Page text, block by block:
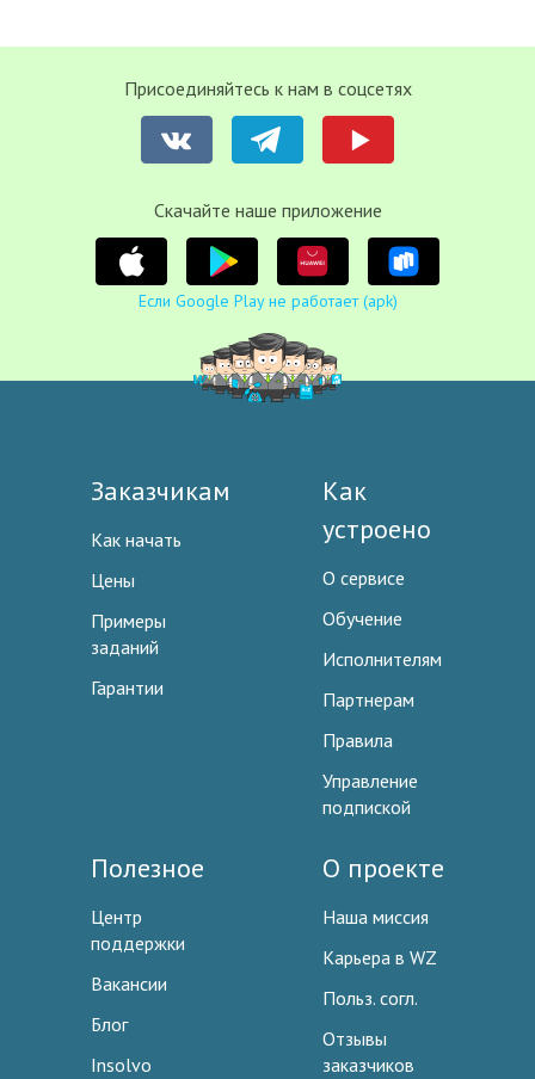
Присоединяйтесь к нам в соцсетях
Cкачайте наше приложение
Если Google Play не работает (apk)
Заказчикам
Как начать
Цены
Примеры
заданий
Гарантии
Как
устроено
О сервисе
Обучение
Исполнителям
Партнерам
Правила
Управление
подпиской
Полезное
Центр
поддержки
Вакансии
Блог
Insolvo
О проекте
Наша миссия
Карьера в WZ
Польз. согл.
Отзывы
заказчиков